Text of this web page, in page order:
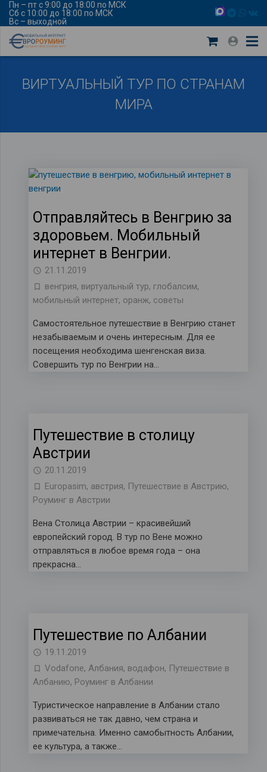
Пн – пт с 9:00 до 18:00 по МСК
Сб с 10:00 до 18:00 по МСК
Вс – выходной
ВИРТУАЛЬНЫЙ ТУР ПО СТРАНАМ
МИРА
Отправляйтесь в Венгрию за
здоровьем. Мобильный
интернет в Венгрии.
21.11.2019
венгрия, виртуальный тур, глобалсим,
мобильный интернет, оранж, советы
Самостоятельное путешествие в Венгрию станет
незабываемым и очень интересным. Для ее
посещения необходима шенгенская виза.
Совершить тур по Венгрии на…
Путешествие в столицу
Австрии
20.11.2019
Europasim, австрия, Путешествие в Австрию,
Роуминг в Австрии
Вена Столица Австрии – красивейший
европейский город. В тур по Вене можно
отправляться в любое время года – она
прекрасна…
Путешествие по Албании
19.11.2019
Vodafone, Албания, водафон, Путешествие в
Албанию, Роуминг в Албании
Туристическое направление в Албании стало
развиваться не так давно, чем страна и
примечательна. Именно самобытность Албании,
ее культура, а также…